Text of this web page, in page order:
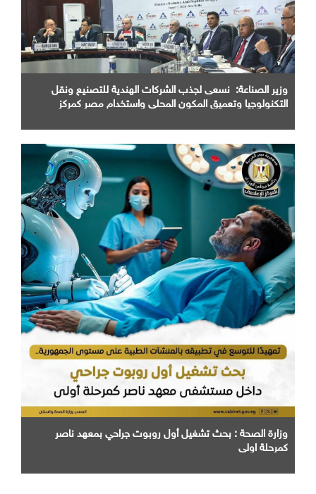
وزير الصناعة: نسعى لجذب الشركات الهندية للتصنيع ونقل
التكنولوجيا وتعميق المكون المحلي واستخدام مصر كمركز
وزارة الصحة : بحث تشغيل أول روبوت جراحي بمعهد ناصر
كمرحلة اولي